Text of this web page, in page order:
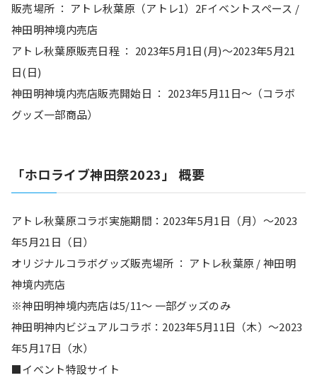
販売場所 ： アトレ秋葉原（アトレ1）2Fイベントスペース /
神田明神境内売店
アトレ秋葉原販売日程 ： 2023年5月1日(月)～2023年5月21
日(日)
神田明神境内売店販売開始日 ： 2023年5月11日～（コラボ
グッズ一部商品）
「ホロライブ神田祭2023」 概要
アトレ秋葉原コラボ実施期間：2023年5月1日（月）～2023
年5月21日（日）
オリジナルコラボグッズ販売場所 ： アトレ秋葉原 / 神田明
神境内売店
※神田明神境内売店は5/11〜 一部グッズのみ
神田明神内ビジュアルコラボ：2023年5月11日（木）～2023
年5月17日（水）
■イベント特設サイト